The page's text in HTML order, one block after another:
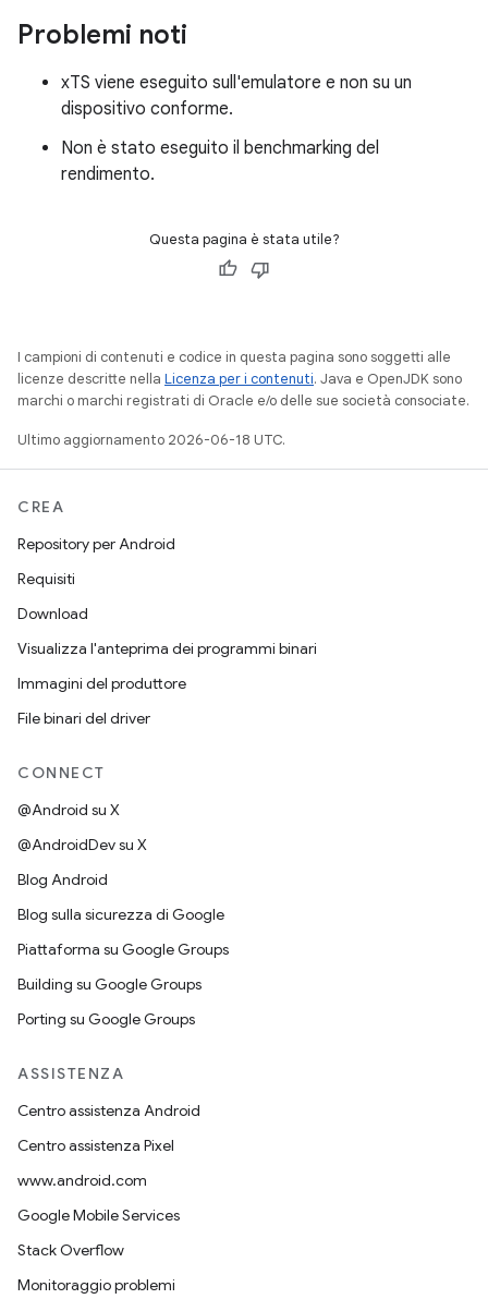
Problemi noti
xTS viene eseguito sull'emulatore e non su un
dispositivo conforme.
Non è stato eseguito il benchmarking del
rendimento.
Questa pagina è stata utile?
I campioni di contenuti e codice in questa pagina sono soggetti alle
licenze descritte nella Licenza per i contenuti. Java e OpenJDK sono
marchi o marchi registrati di Oracle e/o delle sue società consociate.
Ultimo aggiornamento 2026-06-18 UTC.
CREA
Repository per Android
Requisiti
Download
Visualizza l'anteprima dei programmi binari
Immagini del produttore
File binari del driver
CONNECT
@Android su X
@AndroidDev su X
Blog Android
Blog sulla sicurezza di Google
Piattaforma su Google Groups
Building su Google Groups
Porting su Google Groups
ASSISTENZA
Centro assistenza Android
Centro assistenza Pixel
www.android.com
Google Mobile Services
Stack Overflow
Monitoraggio problemi